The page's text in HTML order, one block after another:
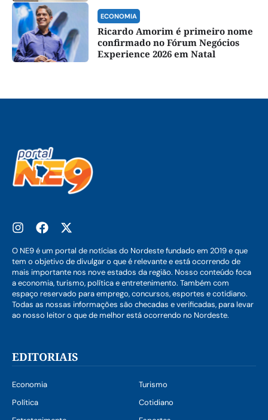
ECONOMIA
Ricardo Amorim é primeiro nome
confirmado no Fórum Negócios
Experience 2026 em Natal
O NE9 é um portal de notícias do Nordeste fundado em 2019 e que
tem o objetivo de divulgar o que é relevante e está ocorrendo de
mais importante nos nove estados da região. Nosso conteúdo foca
a economia, turismo, política e entretenimento. Também com
espaço reservado para emprego, concursos, esportes e cotidiano.
Todas as nossas informações são checadas e verificadas, para levar
ao nosso leitor o que de melhor está ocorrendo no Nordeste.
EDITORIAIS
Economia
Turismo
Política
Cotidiano